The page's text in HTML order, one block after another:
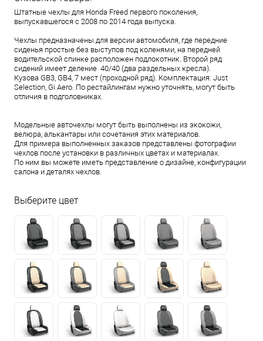
Штатные чехлы для Honda Freed первого поколения,
выпускавшегося с 2008 по 2014 года выпуска.
Чехлы предназначены для версии автомобиля, где передние
сиденья простые без выступов под коленями, на передней
водительской спинке расположен подлокотник. Второй ряд
сидений имеет деление 40/40 (два раздельных кресла).
Кузова GB3, GB4, 7 мест (проходной ряд). Комплектация: Just
Selection, Gi Aero. По рестайлингам нужно уточнять, могут быть
отличия в подголовниках.
Модельные авточехлы могут быть выполнены из экокожи,
велюра, алькантары или сочетания этих материалов.
Для примера выполненных заказов представлены фотографии
чехлов после установки в различных цветах и материалах.
По ним вы можете иметь представление о дизайне, конфигурации
салона и деталях чехлов.
Выберите цвет